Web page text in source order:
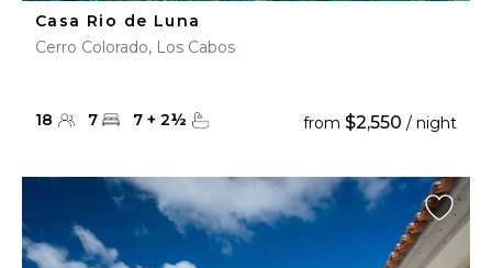
Casa Rio de Luna
Cerro Colorado, Los Cabos
18 7 7 + 2½ from $2,550 / night